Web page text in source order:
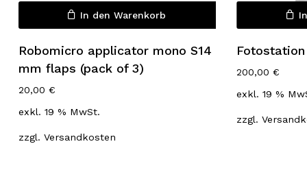
Go to shop
In den Warenkorb
Robomicro applicator mono S14
mm flaps (pack of 3)
20,00 €
exkl. 19 % MwSt.
zzgl. Versandkosten
200,00€
exkl. 19 %
zzgl.